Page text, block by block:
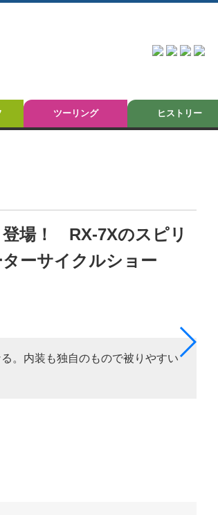
ツーリング ヒストリー
場！ RX-7Xのスピリ
ーサイクルショー
。内装も独自のもので被りやすい